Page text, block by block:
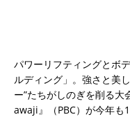
パワーリフティングとボ
ルディング」。強さと美
ー”たちがしのぎを削る大
awaji』（PBC）が今年も